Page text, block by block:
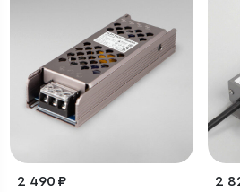
2 490 ₽ 2